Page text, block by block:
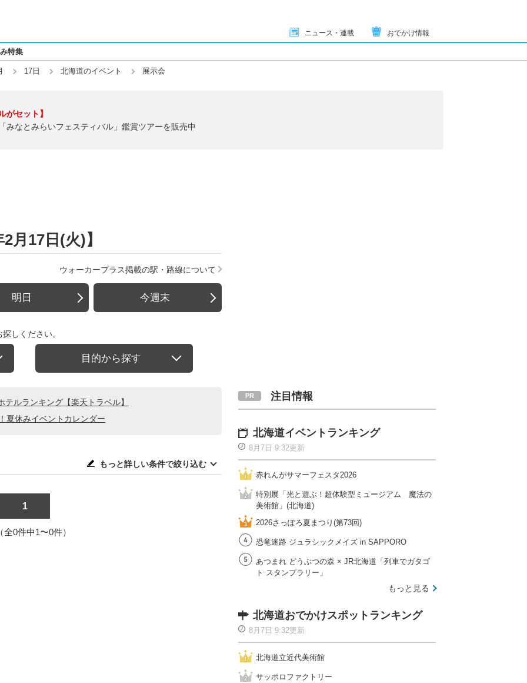
ニュース・連載 おでかけ情報
特集
17日 北海道のイベント 展示会
がセット】
みなとみらいフェスティバル」鑑賞ツアーを販売中
月17日(火)】
ウォーカープラス掲載の駅・路線について
明日 今週末
しください。
目的から探す
ルランキング【楽天トラベル】
夏休みイベントカレンダー
もっと詳しい条件で絞り込む
1
全0件中1〜0件）
注目情報
北海道イベントランキング
8月7日 9:32更新
赤れんがサマーフェスタ2026
特別展「光と遊ぶ！超体験型ミュージアム 魔法の
美術館」(北海道)
2026さっぽろ夏まつり(第73回)
恐竜迷路 ジュラシックメイズ in SAPPORO
あつまれ どうぶつの森 × JR北海道「列車でガタゴ
ト スタンプラリー」
もっと見る
北海道おでかけスポットランキング
8月7日 9:32更新
北海道立近代美術館
サッポロファクトリー